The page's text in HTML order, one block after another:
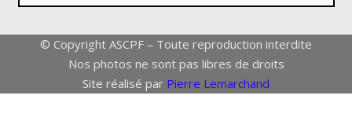
© Copyright ASCPF – Toute reproduction interdite
Nos photos ne sont pas libres de droits
Site réalisé par Pierre Lemarchand